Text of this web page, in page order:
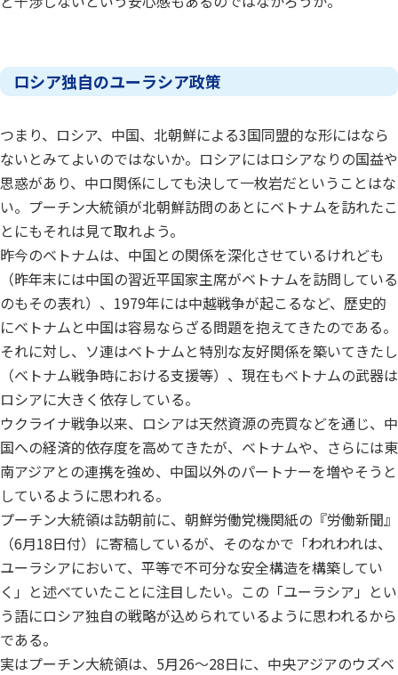
ロシア独自のユーラシア政策
つまり、ロシア、中国、北朝鮮による3国同盟的な形にはなら
ないとみてよいのではないか。ロシアにはロシアなりの国益や
思惑があり、中ロ関係にしても決して一枚岩だということはな
い。プーチン大統領が北朝鮮訪問のあとにベトナムを訪れたこ
とにもそれは見て取れよう。
昨今のベトナムは、中国との関係を深化させているけれども
（昨年末には中国の習近平国家主席がベトナムを訪問している
のもその表れ）、1979年には中越戦争が起こるなど、歴史的
にベトナムと中国は容易ならざる問題を抱えてきたのである。
それに対し、ソ連はベトナムと特別な友好関係を築いてきたし
（ベトナム戦争時における支援等）、現在もベトナムの武器は
ロシアに大きく依存している。
ウクライナ戦争以来、ロシアは天然資源の売買などを通じ、中
国への経済的依存度を高めてきたが、ベトナムや、さらには東
南アジアとの連携を強め、中国以外のパートナーを増やそうと
しているように思われる。
プーチン大統領は訪朝前に、朝鮮労働党機関紙の『労働新聞』
（6月18日付）に寄稿しているが、そのなかで「われわれは、
ユーラシアにおいて、平等で不可分な安全構造を構築してい
く」と述べていたことに注目したい。この「ユーラシア」とい
う語にロシア独自の戦略が込められているように思われるから
である。
実はプーチン大統領は、5月26～28日に、中央アジアのウズベ